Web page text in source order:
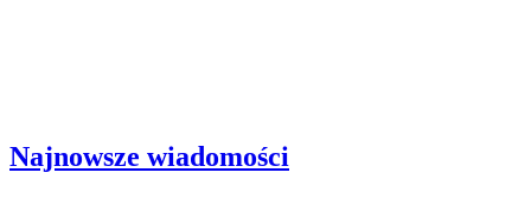
Najnowsze wiadomości